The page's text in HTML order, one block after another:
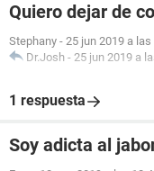
Quiero dejar de
Stephany - 25 jun 2019 a las
Dr.Josh - 25 jun 2019 a
1 respuesta
Soy adicta al